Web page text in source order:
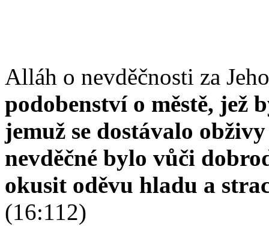
Alláh o nevděčnosti za
podobenství o městě, jež
jemuž se dostávalo
nevděčné bylo vůči
okusit oděvu hladu a
(16:112)